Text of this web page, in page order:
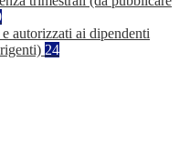
autorizzati ai dipendenti
24